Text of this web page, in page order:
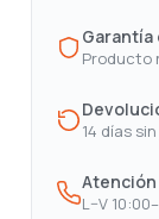
Garantía
Producto
14 días
L–V